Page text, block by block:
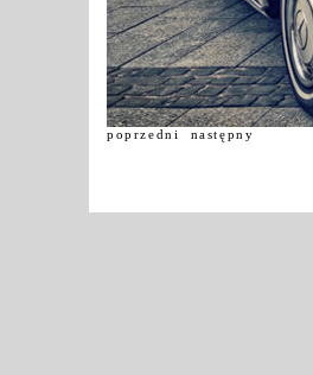
poprzedni następny